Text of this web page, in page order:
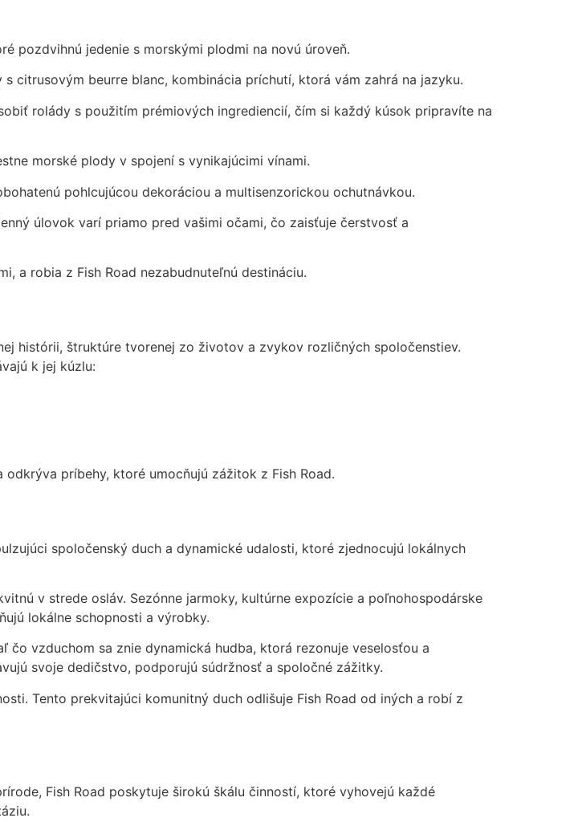
pozdvihnú jedenie s morskými plodmi na novú úroveň.
citrusovým beurre blanc, kombinácia príchutí, ktorá vám zahrá na jazyku.
rolády s použitím prémiových ingrediencií, čím si každý kúsok pripravíte na
morské plody v spojení s vynikajúcimi vínami.
pohlcujúcou dekoráciou a multisenzorickou ochutnávkou.
úlovok varí priamo pred vašimi očami, čo zaisťuje čerstvosť a
a robia z Fish Road nezabudnuteľnú destináciu.
histórii, štruktúre tvorenej zo životov a zvykov rozličných spoločenstiev.
k jej kúzlu:
príbehy, ktoré umocňujú zážitok z Fish Road.
spoločenský duch a dynamické udalosti, ktoré zjednocujú lokálnych
v strede osláv. Sezónne jarmoky, kultúrne expozície a poľnohospodárske
lokálne schopnosti a výrobky.
vzduchom sa znie dynamická hudba, ktorá rezonuje veselosťou a
svoje dedičstvo, podporujú súdržnosť a spoločné zážitky.
Tento prekvitajúci komunitný duch odlišuje Fish Road od iných a robí z
Fish Road poskytuje širokú škálu činností, ktoré vyhovejú každé